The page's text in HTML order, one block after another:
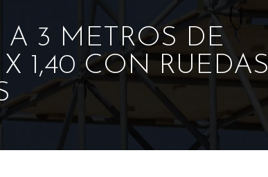
3 METROS DE
1,40 CON RUEDAS